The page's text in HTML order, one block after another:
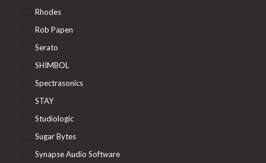
Rhodes
Rob Papen
Serato
SHIMBOL
Spectrasonics
STAY
Studiologic
Sugar Bytes
Synapse Audio Software